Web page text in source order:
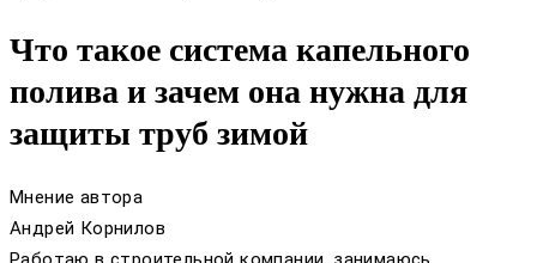
Что такое система капельного
полива и зачем она нужна для
защиты труб зимой
Мнение автора
Андрей Корнилов